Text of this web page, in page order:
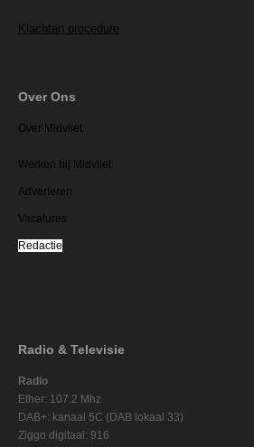
Klachten procedure
Over Ons
Over Midvliet
Werken bij Midvliet
Adverteren
Vacatures
Redactie
Radio & Televisie
Radio
Ether: 107.2 Mhz
DAB+: kanaal 5C (DAB lokaal 33)
Ziggo digitaal: 916